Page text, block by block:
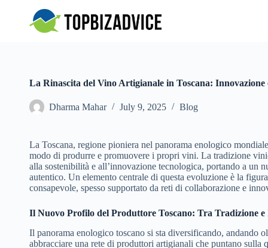
La Rinascita del Vino Artigianale in Toscana: Innovazione
Dharma Mahar July 9, 2025 Blog
La Toscana, regione pioniera nel panorama enologico
modo di produrre e promuovere i propri vini. La tradizione
alla sostenibilità e all’innovazione tecnologica, portando a un
autentico. Un elemento centrale di questa evoluzione è la
consapevole, spesso supportato da reti di collaborazione e
Il Nuovo Profilo del Produttore Toscano: Tra Tradizione e
Il panorama enologico toscano si sta diversificando,
abbracciare una rete di produttori artigianali che puntano sulla